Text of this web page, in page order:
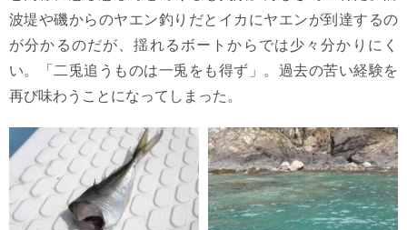
波堤や磯からのヤエン釣りだとイカにヤエンが到達するの
が分かるのだが、揺れるボートからでは少々分かりにく
い。「二兎追うものは一兎をも得ず」。過去の苦い経験を
再び味わうことになってしまった。